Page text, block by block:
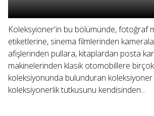
Koleksyioner'in bu bölümünde, fotoğraf
etiketlerine, sinema filmlerinden
afişlerinden pullara, kitaplardan posta
makinelerinden klasik otomobillere birçok
koleksiyonunda bulunduran
koleksiyonerlik tutkusunu kendisinden...